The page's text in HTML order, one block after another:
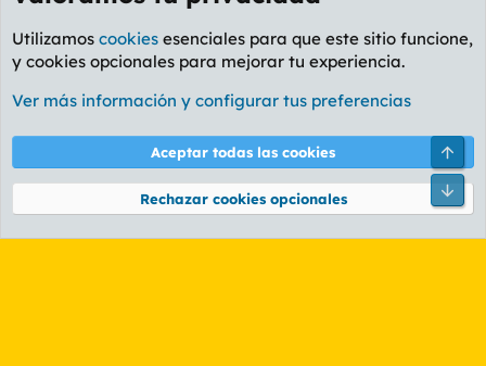
Etiquetas
Cookies
PL OLDSTYLE AMARILLO
Términos y reglas Política de privacidad Ayuda
Community platform by XenForo® © 2010-2026 XenForo Ltd.
Utilizamos cookies esenciales para que este sitio funcione,
y cookies opcionales para mejorar tu experiencia.
Ver más información y configurar tus preferencias
Aceptar todas las cookies
Rechazar cookies opcionales
Pie